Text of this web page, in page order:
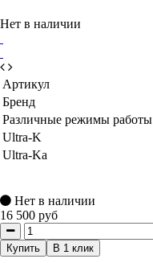
Нет в наличии
Артикул
Бренд
Различные режимы работы
Ultra-K
Ultra-Ka
Нет в наличии
16 500 руб
Купить В 1 клик